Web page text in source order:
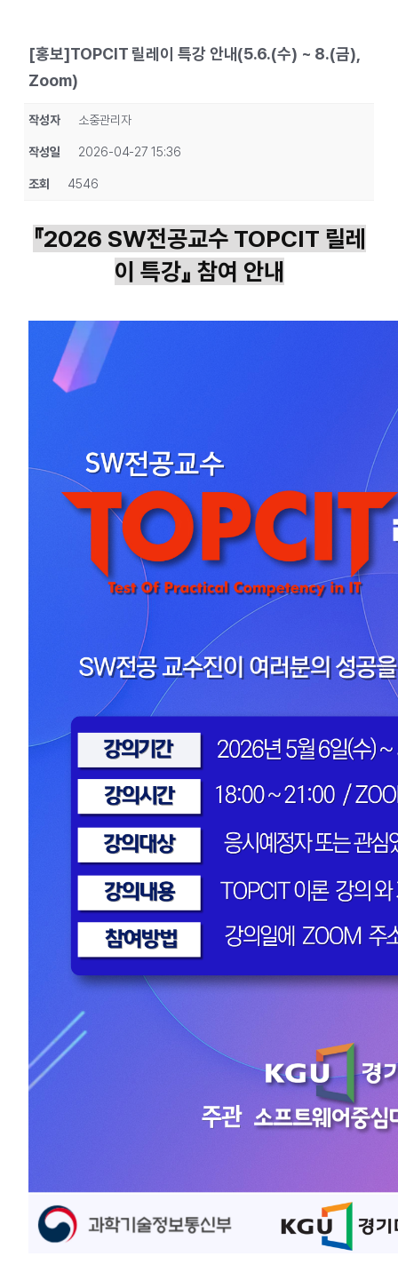
[홍보]TOPCIT 릴레이 특강 안내(5.6.(수) ~ 8.(금),
Zoom)
작성자 소중관리자
작성일 2026-04-27 15:36
조회 4546
『2026 SW전공교수 TOPCIT 릴레
이 특강』 참여 안내